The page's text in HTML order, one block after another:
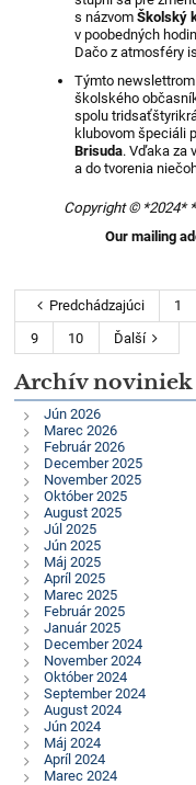
s názvom Školský
v poobedných
Dačo z atmosféry
Týmto
školského
spolu
klubovom špeciáli
Brisuda. Vďaka za
a do tvorenia
Copyright © *2024*
Our mailing
Predchádzajúci 1
9
10 Ďalší
Archív noviniek
Jún 2026
Marec 2026
Február 2026
December 2025
November 2025
Október 2025
August 2025
Júl 2025
Jún 2025
Máj 2025
Apríl 2025
Marec 2025
Február 2025
Január 2025
December 2024
November 2024
Október 2024
September 2024
August 2024
Jún 2024
Máj 2024
Apríl 2024
Marec 2024